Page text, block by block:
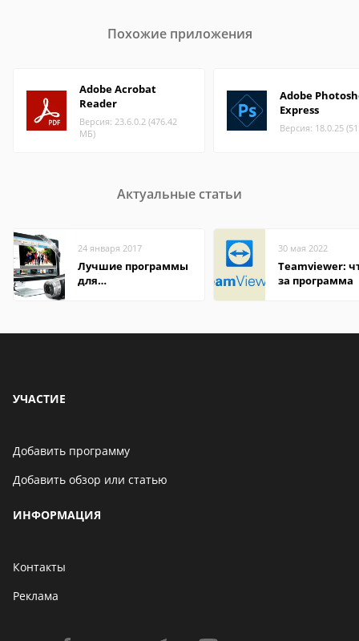
Похожие приложения
Adobe Acrobat
Reader
Версия: 23.6.0.2 (476.42
МБ)
Adobe
Express
Версия: 18.0.25
Актуальные статьи
24 января 2017
Лучшие программы
для
30 мая 2022
Teamviewer:
за программа
УЧАСТИЕ
Добавить программу
Добавить обзор или статью
ИНФОРМАЦИЯ
Контакты
Реклама